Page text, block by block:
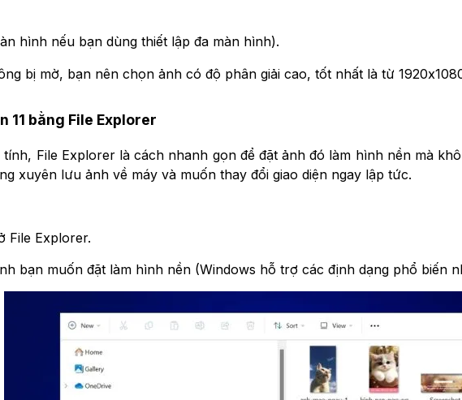
hình nếu bạn dùng thiết lập đa màn hình).
bị mờ, bạn nên chọn ảnh có độ phân giải cao, tốt nhất là từ
11 bằng File Explorer
File Explorer là cách nhanh gọn để đặt ảnh đó làm hình nền mà
xuyên lưu ảnh về máy và muốn thay đổi giao diện ngay lập tức.
File Explorer.
bạn muốn đặt làm hình nền (Windows hỗ trợ các định dạng phổ biến